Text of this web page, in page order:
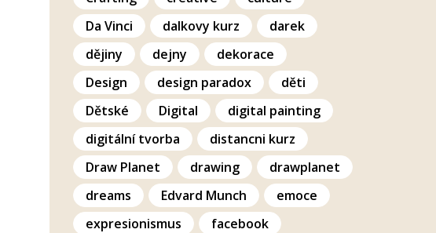
Da Vinci
dalkovy kurz
darek
dějiny
dejny
dekorace
Design
design paradox
děti
Dětské
Digital
digital painting
digitální tvorba
distancni kurz
Draw Planet
drawing
drawplanet
dreams
Edvard Munch
emoce
expresionismus
facebook